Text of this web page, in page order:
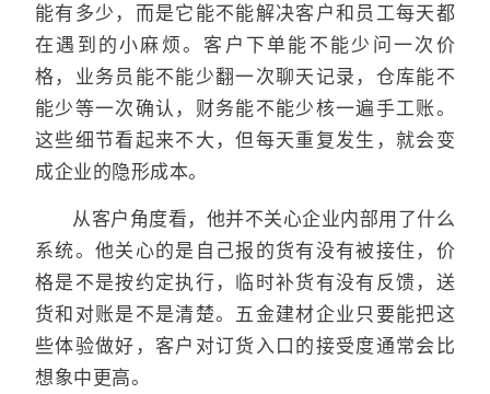
能有多少，而是它能不能解决客户和员工每天都
在遇到的小麻烦。客户下单能不能少问一次价
格，业务员能不能少翻一次聊天记录，仓库能不
能少等一次确认，财务能不能少核一遍手工账。
这些细节看起来不大，但每天重复发生，就会变
成企业的隐形成本。
从客户角度看，他并不关心企业内部用了什么
系统。他关心的是自己报的货有没有被接住，价
格是不是按约定执行，临时补货有没有反馈，送
货和对账是不是清楚。五金建材企业只要能把这
些体验做好，客户对订货入口的接受度通常会比
想象中更高。